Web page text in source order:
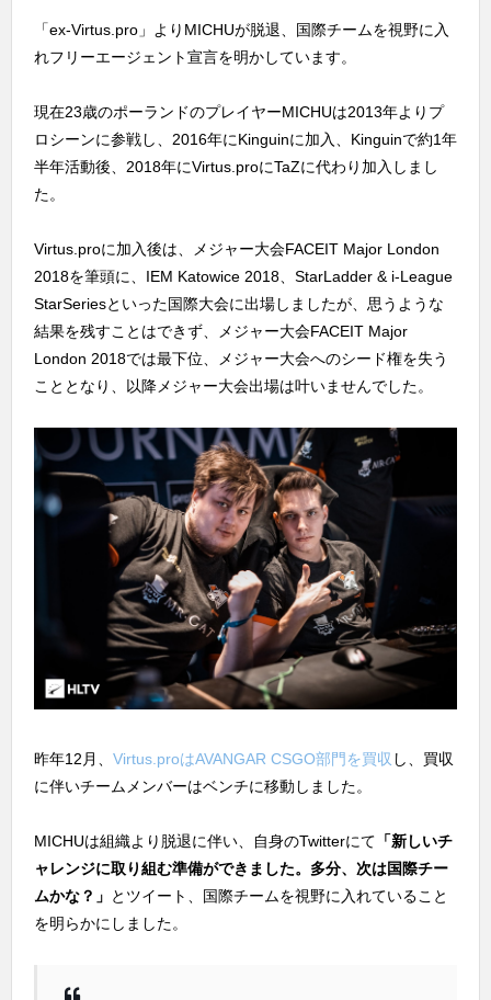
「ex-Virtus.pro」よりMICHUが脱退、国際チームを視野に入
れフリーエージェント宣言を明かしています。
現在23歳のポーランドのプレイヤーMICHUは2013年よりプ
ロシーンに参戦し、2016年にKinguinに加入、Kinguinで約1年
半年活動後、2018年にVirtus.proにTaZに代わり加入しまし
た。
Virtus.proに加入後は、メジャー大会FACEIT Major London
2018を筆頭に、IEM Katowice 2018、StarLadder & i-League
StarSeriesといった国際大会に出場しましたが、思うような
結果を残すことはできず、メジャー大会FACEIT Major
London 2018では最下位、メジャー大会へのシード権を失う
こととなり、以降メジャー大会出場は叶いませんでした。
昨年12月、 Virtus.proはAVANGAR CSGO部門を買収 し、買収
に伴いチームメンバーはベンチに移動しました。
MICHUは組織より脱退に伴い、自身のTwitterにて 「新しいチ
ャレンジに取り組む準備ができました。多分、次は国際チー
ムかな？」 とツイート、国際チームを視野に入れていること
を明らかにしました。